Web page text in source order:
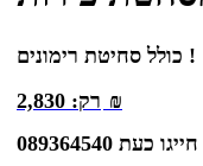
כולל סחיטת רימונים !
רק: 2,830
₪
כעת 089364540